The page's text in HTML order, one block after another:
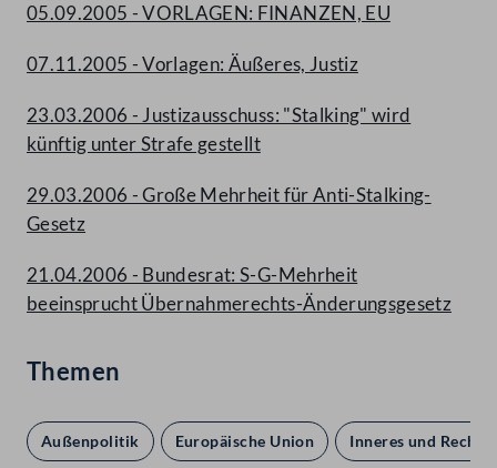
05.09.2005 - VORLAGEN: FINANZEN, EU
07.11.2005 - Vorlagen: Äußeres, Justiz
23.03.2006 - Justizausschuss: "Stalking" wird
künftig unter Strafe gestellt
29.03.2006 - Große Mehrheit für Anti-Stalking-
Gesetz
21.04.2006 - Bundesrat: S-G-Mehrheit
beeinsprucht Übernahmerechts-Änderungsgesetz
Themen
Außenpolitik Europäische Union Inneres und Recht